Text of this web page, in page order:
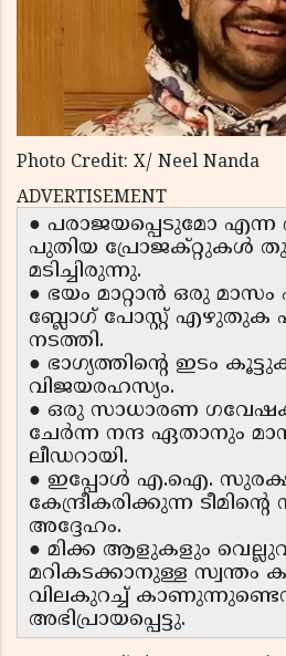
Photo Credit: X/ Neel Nanda
ADVERTISEMENT
● പരാജയപ്പെടുമോ എന്ന
പുതിയ പ്രോജക്റ്റുകൾ
മടിച്ചിരുന്നു.
● ഭയം മാറ്റാൻ ഒരു
ബ്ലോഗ് പോസ്റ്റ് എഴുതുക
നടത്തി.
● ഭാഗ്യത്തിന്റെ ഇടം
വിജയരഹസ്യം.
● ഒരു സാധാരണ
ചേർന്ന നന്ദ ഏതാനും
ലീഡറായി.
● ഇപ്പോൾ എ.ഐ.
കേന്ദ്രീകരിക്കുന്ന
അദ്ദേഹം.
● മിക്ക ആളുകളും
മറികടക്കാനുള്ള സ്വന്തം
വിലകുറച്ച്
അഭിപ്രായപ്പെട്ടു.